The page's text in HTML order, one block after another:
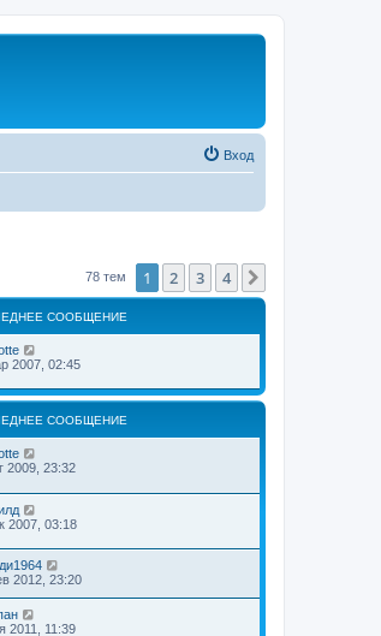
Вход
78 тем 1 2 3 4
СООБЩЕНИЕ
2007, 02:45
СООБЩЕНИЕ
2009, 23:32
2007, 03:18
2012, 23:20
2011, 11:39